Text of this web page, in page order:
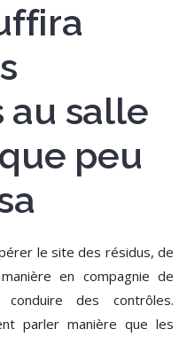
au salle
peu
le site des résidus, de
en compagnie de
des contrôles.
parler manière que les